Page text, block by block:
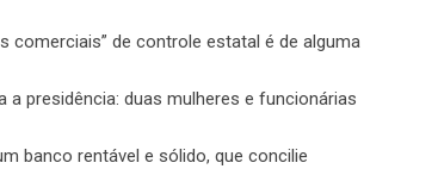
comerciais” de controle estatal é de alguma
presidência: duas mulheres e funcionárias
banco rentável e sólido, que concilie